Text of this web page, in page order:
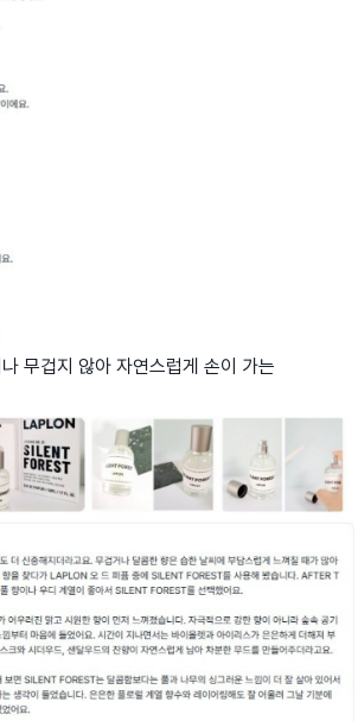
무겁지 않아 자연스럽게 손이 가는